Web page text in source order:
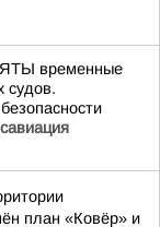
временные
судов.
план «Ковёр» и